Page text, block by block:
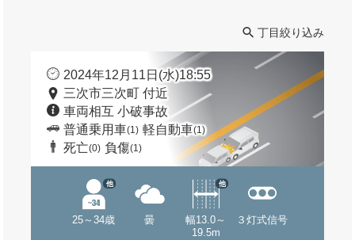
丁目絞り込み
2024年12月11日(水)18:55
三次市三次町 付近
車両相互 小破事故
普通乗用車(1) 軽自動車(1)
死亡(0) 負傷(1)
25～34歳
他
曇
幅13.0～
19.5m
他
３灯式信号